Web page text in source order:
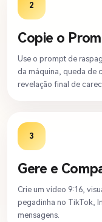
2
Copie o
Use o prompt de
da máquina, queda de
revelação final de
3
Gere e
Crie um vídeo 9:16,
pegadinha no TikTok,
mensagens.